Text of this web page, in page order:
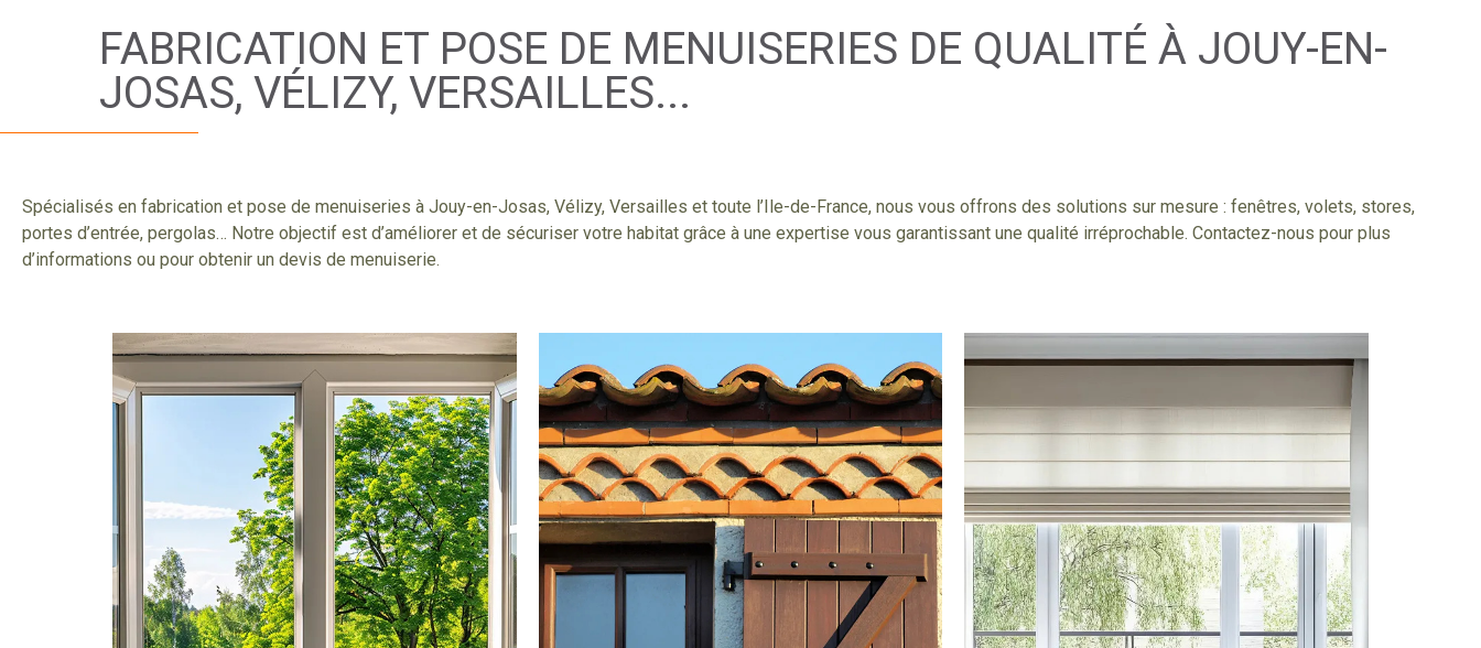
FABRICATION ET POSE DE MENUISERIES DE QUALITÉ À JOUY-EN-
JOSAS, VÉLIZY, VERSAILLES...
Spécialisés en fabrication et pose de menuiseries à Jouy-en-Josas, Vélizy, Versailles et toute l’Ile-de-France, nous vous offrons des solutions sur mesure : fenêtres, volets, stores,
portes d’entrée, pergolas… Notre objectif est d’améliorer et de sécuriser votre habitat grâce à une expertise vous garantissant une qualité irréprochable. Contactez-nous pour plus
d’informations ou pour obtenir un devis de menuiserie.